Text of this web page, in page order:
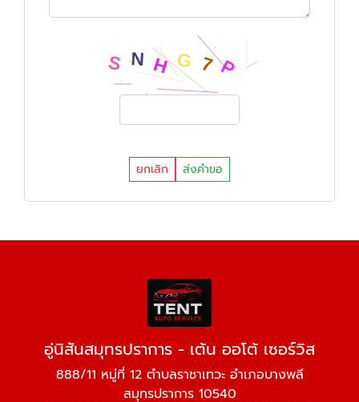
ยกเลิก ส่งคำขอ
อู่นิสันสมุทรปราการ - เต้น ออโต้ เซอร์วิส
888/11 หมู่ที่ 12 ตำบลราชาเทวะ อำเภอบางพลี
สมุทรปราการ 10540